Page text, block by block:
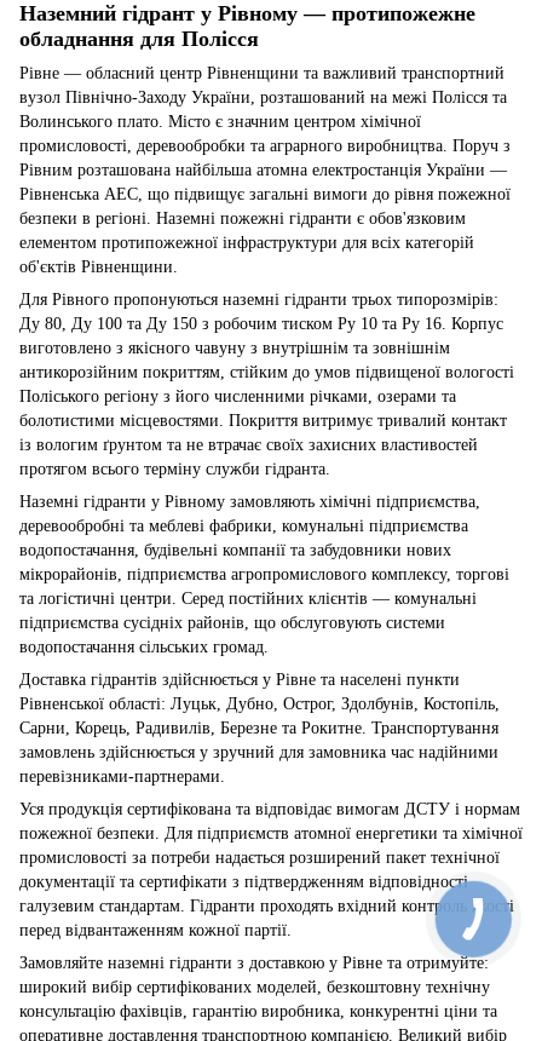
Наземний гідрант у Рівному — протипожежне
обладнання для Полісся
Рівне — обласний центр Рівненщини та важливий транспортний
вузол Північно-Заходу України, розташований на межі Полісся та
Волинського плато. Місто є значним центром хімічної
промисловості, деревообробки та аграрного виробництва. Поруч з
Рівним розташована найбільша атомна електростанція України —
Рівненська АЕС, що підвищує загальні вимоги до рівня пожежної
безпеки в регіоні. Наземні пожежні гідранти є обов'язковим
елементом протипожежної інфраструктури для всіх категорій
об'єктів Рівненщини.
Для Рівного пропонуються наземні гідранти трьох типорозмірів:
Ду 80, Ду 100 та Ду 150 з робочим тиском Ру 10 та Ру 16. Корпус
виготовлено з якісного чавуну з внутрішнім та зовнішнім
антикорозійним покриттям, стійким до умов підвищеної вологості
Поліського регіону з його численними річками, озерами та
болотистими місцевостями. Покриття витримує тривалий контакт
із вологим ґрунтом та не втрачає своїх захисних властивостей
протягом всього терміну служби гідранта.
Наземні гідранти у Рівному замовляють хімічні підприємства,
деревообробні та меблеві фабрики, комунальні підприємства
водопостачання, будівельні компанії та забудовники нових
мікрорайонів, підприємства агропромислового комплексу, торгові
та логістичні центри. Серед постійних клієнтів — комунальні
підприємства сусідніх районів, що обслуговують системи
водопостачання сільських громад.
Доставка гідрантів здійснюється у Рівне та населені пункти
Рівненської області: Луцьк, Дубно, Острог, Здолбунів, Костопіль,
Сарни, Корець, Радивилів, Березне та Рокитне. Транспортування
замовлень здійснюється у зручний для замовника час надійними
перевізниками-партнерами.
Уся продукція сертифікована та відповідає вимогам ДСТУ і нормам
пожежної безпеки. Для підприємств атомної енергетики та хімічної
промисловості за потреби надається розширений пакет технічної
документації та сертифікати з підтвердженням відповідності
галузевим стандартам. Гідранти проходять вхідний контроль якості
перед відвантаженням кожної партії.
Замовляйте наземні гідранти з доставкою у Рівне та отримуйте:
широкий вибір сертифікованих моделей, безкоштовну технічну
консультацію фахівців, гарантію виробника, конкурентні ціни та
оперативне доставлення транспортною компанією. Великий вибір